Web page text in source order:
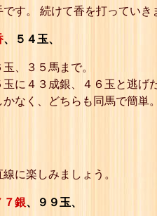
17☗７七銀
19
す。 続けて香を打っていき
、５４玉、
、３５馬まで。
に４３成銀、４６玉と逃げ
なく、どちらも同馬で簡単
に楽しみましょう。
７銀、９９玉、